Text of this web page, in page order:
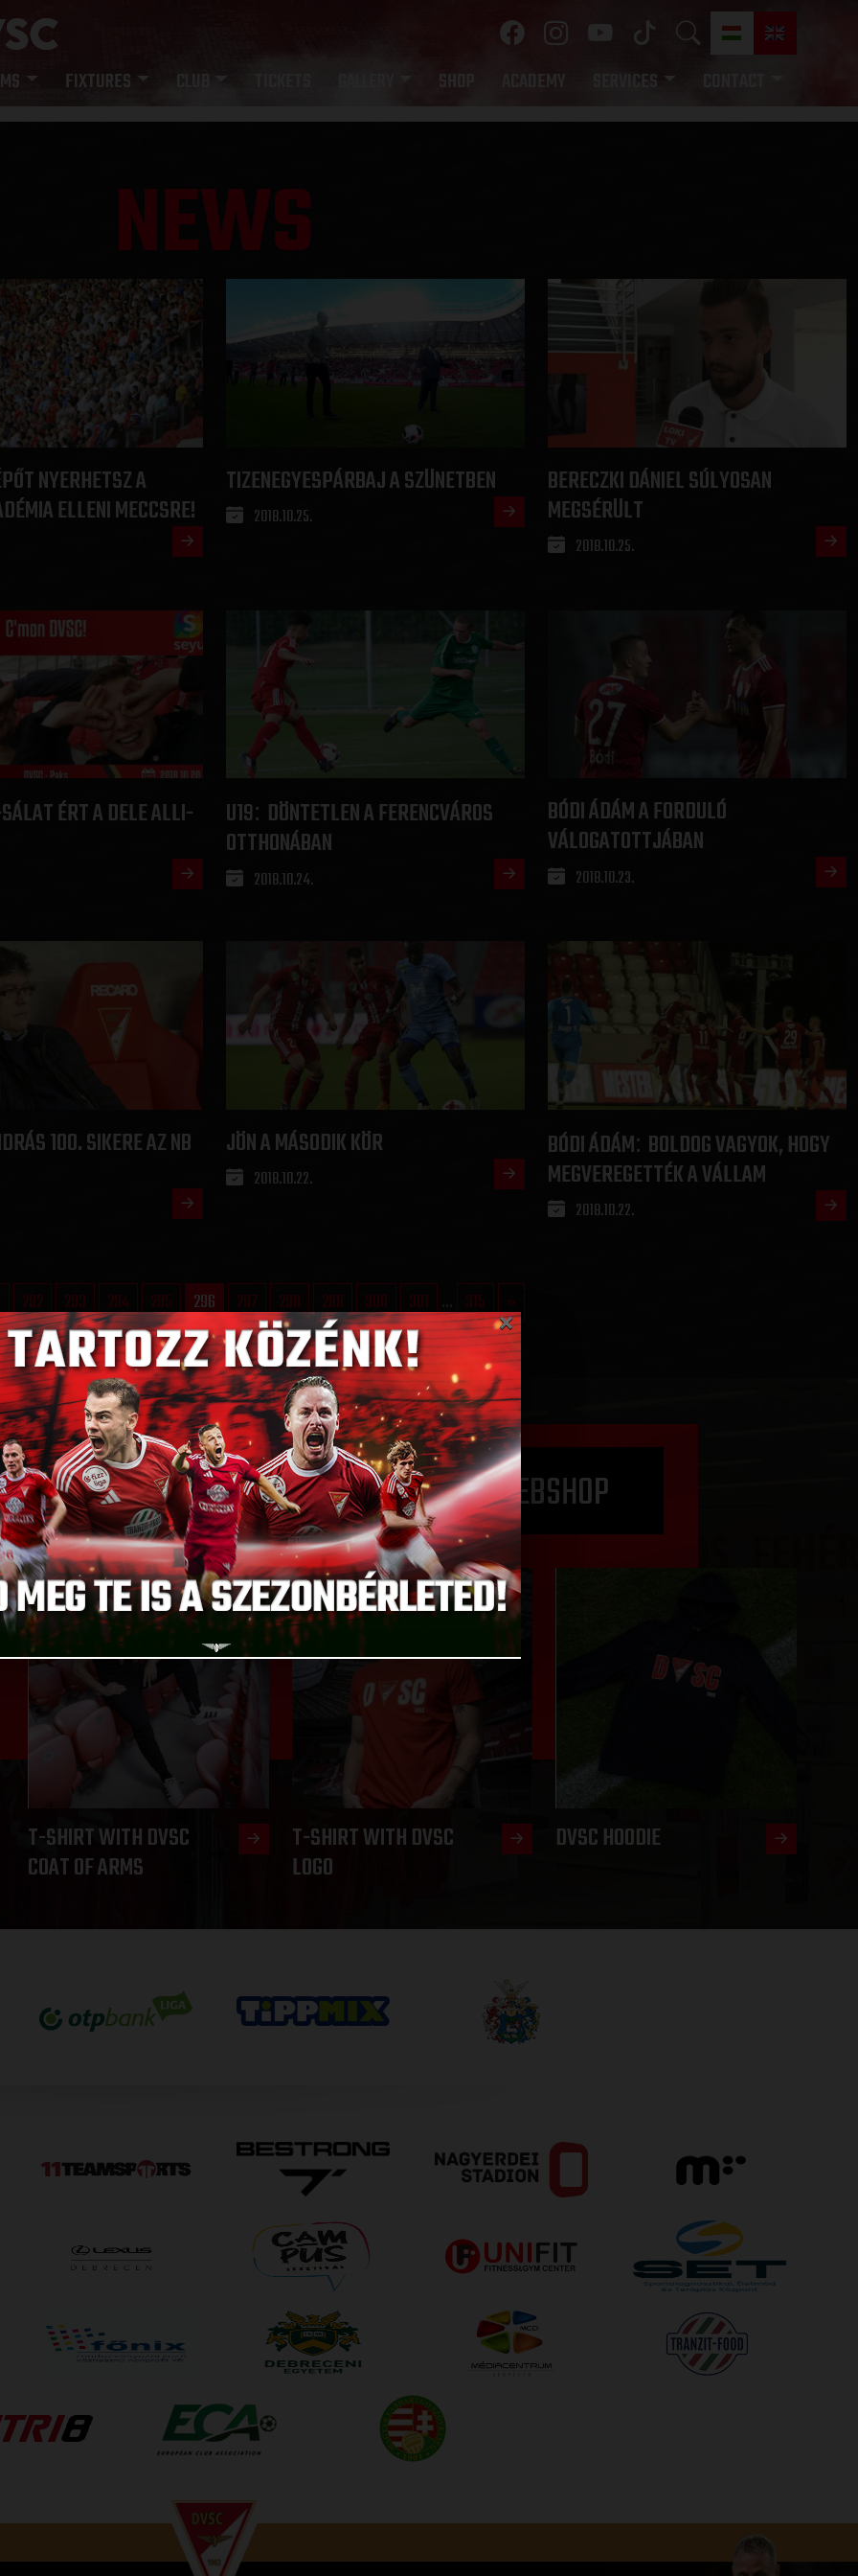
FIXTURES SHOP ACADEMY SERVICES
NEWS
NYERHETSZ A
ELLENI MECCSRE!
TIZENEGYESPÁRBAJ A SZÜNETBEN
2018.10.25.
BERECZKI DÁNIEL SÚLYOSAN
MEGSÉRÜLT
2018.10.25.
ÉRT A DELE ALLI-
U19: DÖNTETLEN A FERENCVÁROS
OTTHONÁBAN
2018.10.24.
BÓDI ÁDÁM A FORDULÓ
VÁLOGATOTTJÁBAN
2018.10.23.
100. SIKERE AZ NB
JÖN A MÁSODIK KÖR
2018.10.22.
BÓDI ÁDÁM: BOLDOG VAGYOK, HOGY
MEGVEREGETTÉK A VÁLLAM
2018.10.22.
292 293 294 295 296 297 298 299 300 301 315 »
FROM
GO TO THE WEBSHOP
T-SHIRT WITH DVSC
COAT OF ARMS
T-SHIRT WITH DVSC
LOGO
DVSC HOODIE
×